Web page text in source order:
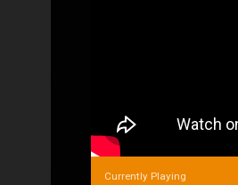
Currently Playing